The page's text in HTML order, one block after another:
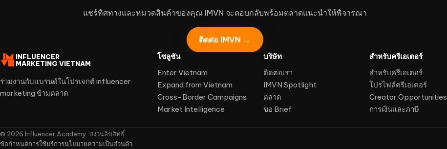
แชร์ทิศทางและหมวดสินค้าของคุณ IMVN จะตอบกลับพร้อมตลาดแนะนำให้พิจารณา
ติดต่อ IMVN →
INFLUENCER
MARKETING VIETNAM
ร่วมงานกับแบรนด์ในโปรเจกต์ influencer
marketing ข้ามตลาด
โซลูชัน
Enter Vietnam
Expand from Vietnam
Cross-Border Campaigns
Market Intelligence
บริษัท
ติดต่อเรา
IMVN Spotlight
ตลาด
ขอ Brief
สำหรับครีเอเตอร์
สำหรับครีเอเตอร์
โปรไฟล์ครีเอเตอร์
Creator Opportunities
การเงินและภาษี
© 2026 Influencer Academy. สงวนลิขสิทธิ์
ข้อกำหนดการใช้บริการนโยบายความเป็นส่วนตัว